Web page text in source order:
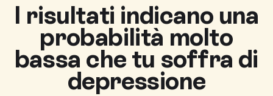
I risultati indicano una
probabilità molto
bassa che tu soffra di
depressione